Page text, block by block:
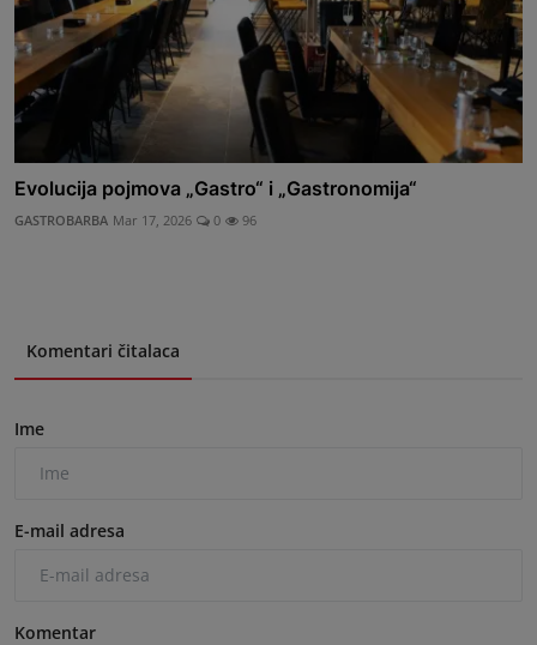
Evolucija pojmova „Gastro“ i „Gastronomija“
GASTROBARBA Mar 17, 2026 0 96
Komentari čitalaca
Ime
E-mail adresa
Komentar